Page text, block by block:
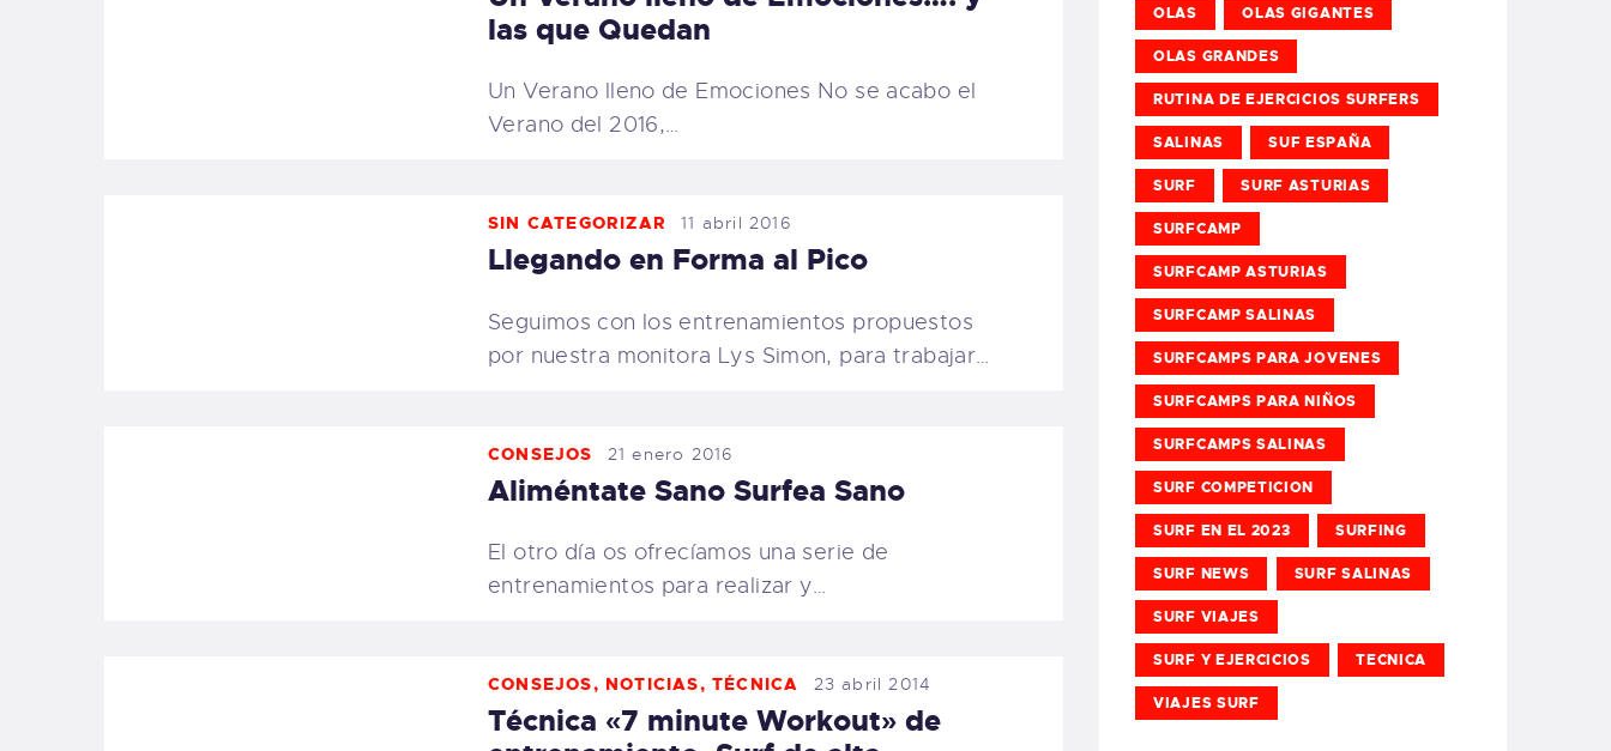
las que Quedan
Un Verano lleno de Emociones No se acabo el
Verano del 2016,…
SIN CATEGORIZAR 11 abril 2016
Llegando en Forma al Pico
Seguimos con los entrenamientos propuestos
por nuestra monitora Lys Simon, para trabajar…
CONSEJOS 21 enero 2016
Aliméntate Sano Surfea Sano
El otro día os ofrecíamos una serie de
entrenamientos para realizar y…
CONSEJOS, NOTICIAS,TÉCNICA 23 abril 2014
Técnica «7 minute Workout» de
OLAS OLAS GIGANTES
OLAS GRANDES
RUTINA DE EJERCICIOS SURFERS
SALINAS SUF ESPAÑA
SURF SURF ASTURIAS
SURFCAMP
SURFCAMP ASTURIAS
SURFCAMP SALINAS
SURFCAMPS PARA JOVENES
SURFCAMPS PARA NIÑOS
SURFCAMPS SALINAS
SURF COMPETICION
SURF EN EL 2023 SURFING
SURF NEWS SURF SALINAS
SURF VIAJES
SURF Y EJERCICIOS TECNICA
VIAJES SURF